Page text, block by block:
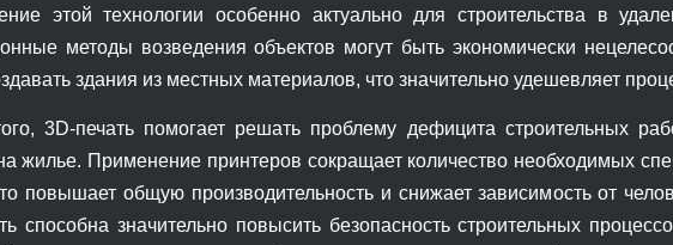
этой технологии особенно актуально для строительства в
методы возведения объектов могут быть экономически
здания из местных материалов, что значительно удешевляет
3D-печать помогает решать проблему дефицита строительных
жилье. Применение принтеров сокращает количество необходимых
повышает общую производительность и снижает зависимость от
способна значительно повысить безопасность строительных